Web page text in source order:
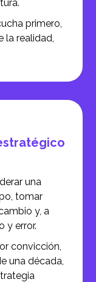
primero,
la realidad,
una
tomar
y, a
y error.
convicción,
una década,